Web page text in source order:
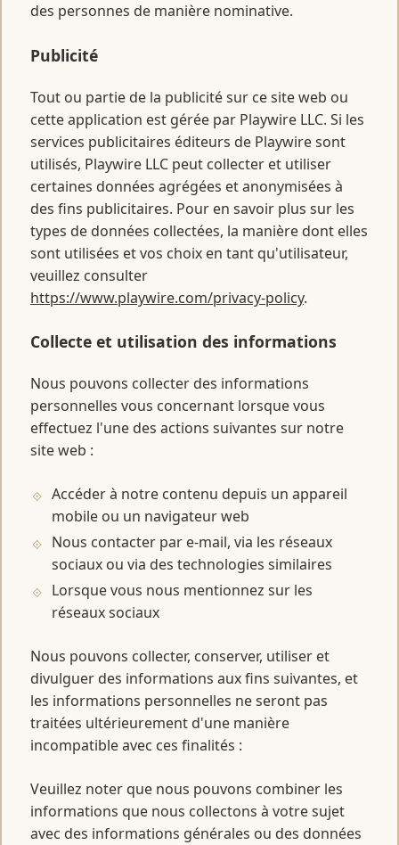
des personnes de manière nominative.
Publicité
Tout ou partie de la publicité sur ce site web ou
cette application est gérée par Playwire LLC. Si les
services publicitaires éditeurs de Playwire sont
utilisés, Playwire LLC peut collecter et utiliser
certaines données agrégées et anonymisées à
des fins publicitaires. Pour en savoir plus sur les
types de données collectées, la manière dont elles
sont utilisées et vos choix en tant qu'utilisateur,
veuillez consulter
https://www.playwire.com/privacy-policy.
Collecte et utilisation des informations
Nous pouvons collecter des informations
personnelles vous concernant lorsque vous
effectuez l'une des actions suivantes sur notre
site web :
Accéder à notre contenu depuis un appareil
mobile ou un navigateur web
Nous contacter par e-mail, via les réseaux
sociaux ou via des technologies similaires
Lorsque vous nous mentionnez sur les
réseaux sociaux
Nous pouvons collecter, conserver, utiliser et
divulguer des informations aux fins suivantes, et
les informations personnelles ne seront pas
traitées ultérieurement d'une manière
incompatible avec ces finalités :
Veuillez noter que nous pouvons combiner les
informations que nous collectons à votre sujet
avec des informations générales ou des données